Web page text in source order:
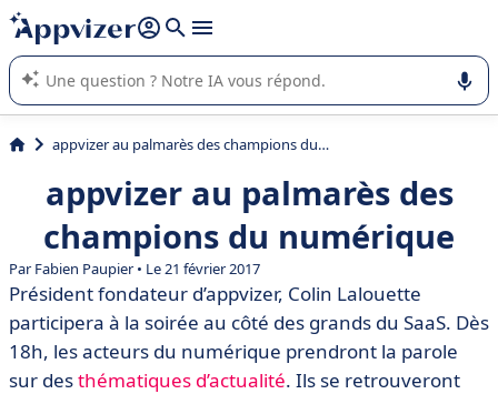
répondre (plusieurs lignes avec
L'IA de Appvizer vous guide dans l'utilisation ou la sélection de
logiciel SaaS en entreprise.
appvizer au palmarès des champions du numérique
appvizer au palmarès des
champions du numérique
Par Fabien Paupier • Le 21 février 2017
Président fondateur d’appvizer, Colin Lalouette
participera à la soirée au côté des grands du SaaS. Dès
18h, les acteurs du numérique prendront la parole
sur desthématiques d’actualité. Ils se retrouveront